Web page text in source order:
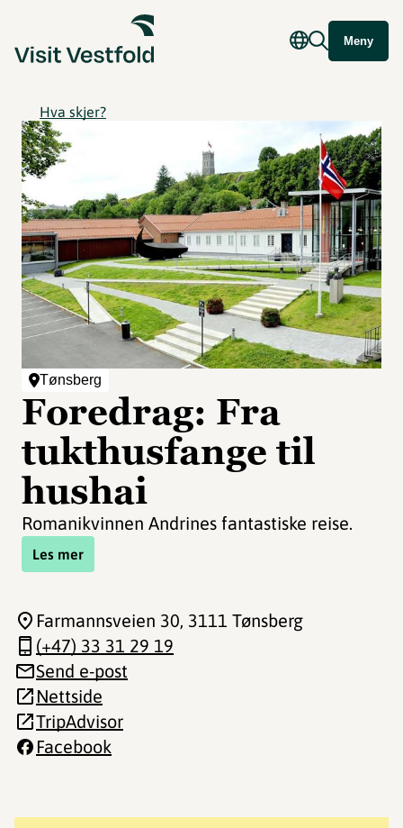
Meny
Hva skjer?
Tønsberg
Foredrag: Fra
tukthusfange til
hushai
Romanikvinnen Andrines fantastiske reise.
Les mer
Farmannsveien 30, 3111 Tønsberg
(+47) 33 31 29 19
Send e-post
Nettside
TripAdvisor
Facebook